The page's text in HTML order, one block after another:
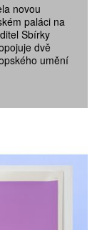
novou
paláci na
Sbírky
dvě
umění